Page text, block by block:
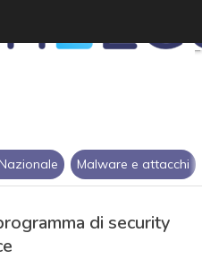
Malware e attacchi
di security